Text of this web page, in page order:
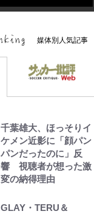
媒体別人気記事
千葉雄大、ほっそりイ
ケメン近影に「顔パン
パンだったのに」反
響 視聴者が想った激
変の納得理由
GLAY・TERU＆